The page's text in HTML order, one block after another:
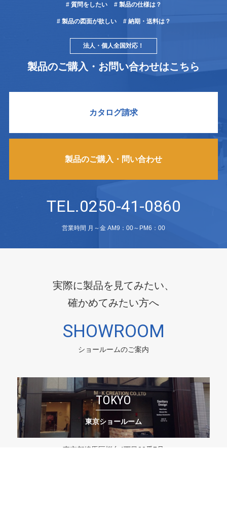
# 質問をしたい # 製品の仕様は？
# 製品の図面が欲しい # 納期・送料は？
法人・個人全国対応！
製品のご購入・お問い合わせはこちら
カタログ請求
製品のご購入・問い合わせ
TEL.0250-41-0860
営業時間 月～金 AM9：00～PM6：00
実際に製品を見てみたい、
確かめてみたい方へ
SHOWROOM
ショールームのご案内
TOKYO
東京ショールーム
東京都練馬区桜台4丁目20番7号